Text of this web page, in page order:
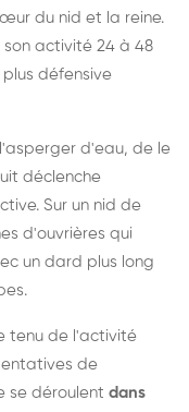
du nid et la reine.
son activité 24 à 48
défensive
d'eau, de le
déclenche
Sur un nid de
d'ouvrières qui
un dard plus long
tenu de l'activité
de
se déroulent dans